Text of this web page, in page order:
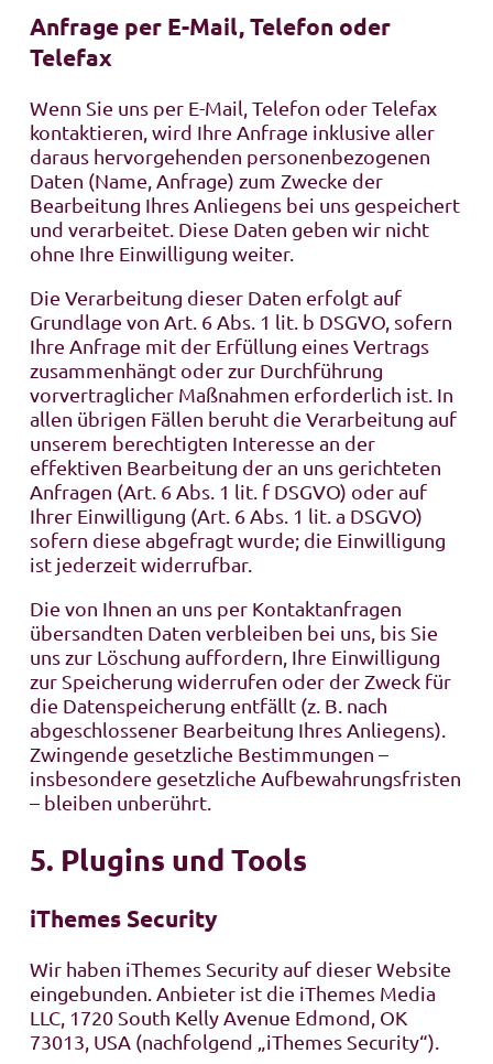
Anfrage per E-Mail, Telefon oder
Telefax
Wenn Sie uns per E-Mail, Telefon oder Telefax
kontaktieren, wird Ihre Anfrage inklusive aller
daraus hervorgehenden personenbezogenen
Daten (Name, Anfrage) zum Zwecke der
Bearbeitung Ihres Anliegens bei uns gespeichert
und verarbeitet. Diese Daten geben wir nicht
ohne Ihre Einwilligung weiter.
Die Verarbeitung dieser Daten erfolgt auf
Grundlage von Art. 6 Abs. 1 lit. b DSGVO, sofern
Ihre Anfrage mit der Erfüllung eines Vertrags
zusammenhängt oder zur Durchführung
vorvertraglicher Maßnahmen erforderlich ist. In
allen übrigen Fällen beruht die Verarbeitung auf
unserem berechtigten Interesse an der
effektiven Bearbeitung der an uns gerichteten
Anfragen (Art. 6 Abs. 1 lit. f DSGVO) oder auf
Ihrer Einwilligung (Art. 6 Abs. 1 lit. a DSGVO)
sofern diese abgefragt wurde; die Einwilligung
ist jederzeit widerrufbar.
Die von Ihnen an uns per Kontaktanfragen
übersandten Daten verbleiben bei uns, bis Sie
uns zur Löschung auffordern, Ihre Einwilligung
zur Speicherung widerrufen oder der Zweck für
die Datenspeicherung entfällt (z. B. nach
abgeschlossener Bearbeitung Ihres Anliegens).
Zwingende gesetzliche Bestimmungen –
insbesondere gesetzliche Aufbewahrungsfristen
– bleiben unberührt.
5. Plugins und Tools
iThemes Security
Wir haben iThemes Security auf dieser Website
eingebunden. Anbieter ist die iThemes Media
LLC, 1720 South Kelly Avenue Edmond, OK
73013, USA (nachfolgend „iThemes Security“).